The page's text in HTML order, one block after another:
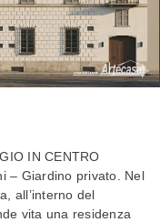
IN CENTRO
– Giardino privato. Nel
all’interno del
vita una residenza